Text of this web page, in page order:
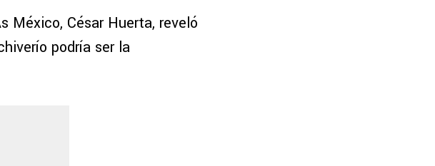
México, César Huerta, reveló
podría ser la